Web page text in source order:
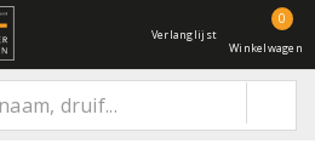
Verlanglijst
0
Winkelwagen